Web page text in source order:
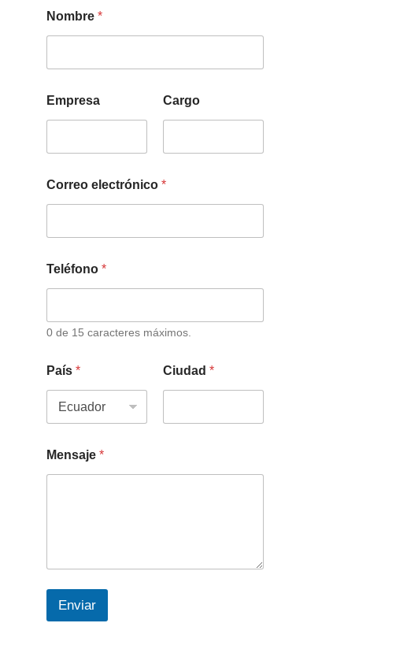
Nombre *
Empresa Cargo
Correo electrónico *
Teléfono *
0 de 15 caracteres máximos.
País * Ciudad *
Mensaje *
Enviar